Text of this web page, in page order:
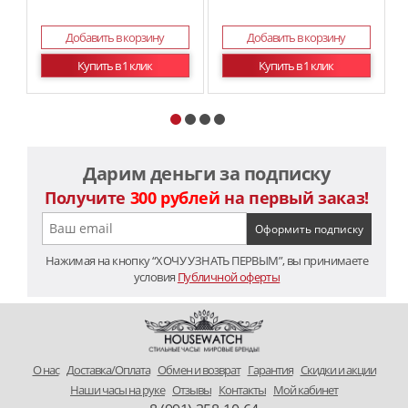
Добавить в корзину
Купить в 1 клик
Добавить в корзину
Купить в 1 клик
Дарим деньги за подписку
Получите 300 рублей на первый заказ!
Нажимая на кнопку “ХОЧУ УЗНАТЬ ПЕРВЫМ”, вы принимаете
условия Публичной оферты
O нас Доставка/Оплата Обмен и возврат Гарантия Скидки и акции
Наши часы на руке Отзывы Контакты Мой кабинет